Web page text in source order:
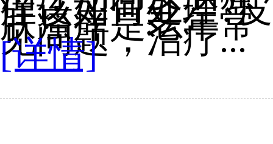
痒该如何处理?皮
肤瘙痒是老年常
见问题，治疗...
[详情]